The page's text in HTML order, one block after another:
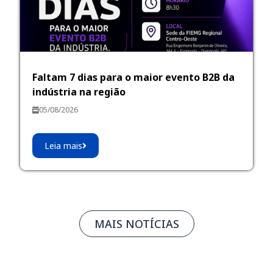
Faltam 7 dias para o maior evento B2B da
indústria na região
05/08/2026
Leia mais
MAIS NOTÍCIAS